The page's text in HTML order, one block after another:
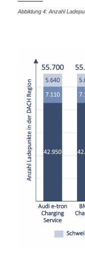
Abbildung 4: Anzahl